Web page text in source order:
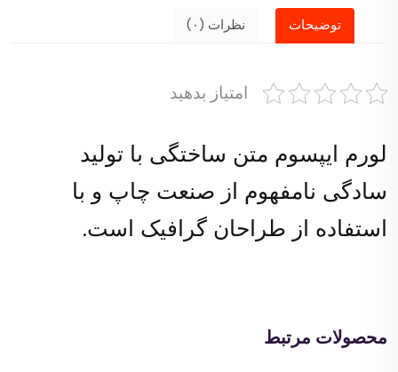
توضیحات نظرات (۰)
امتیاز بدهید
لورم ایپسوم متن ساختگی با تولید
سادگی نامفهوم از صنعت چاپ و با
استفاده از طراحان گرافیک است.
محصولات مرتبط